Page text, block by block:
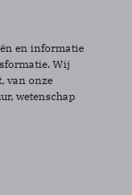
en informatie
Wij
van onze
wetenschap